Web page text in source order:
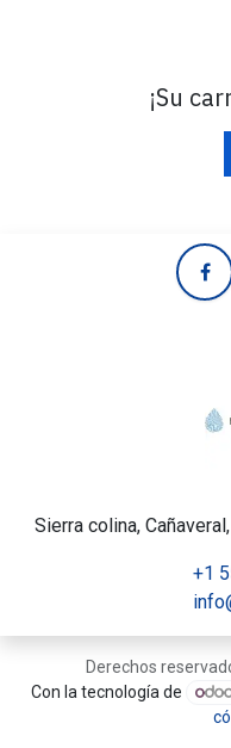
¡Su
Sierra colina,
+1
Derechos
Con la tecnología de